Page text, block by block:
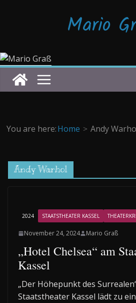
Mario
You are here:Home Andy
Andy Warhol
2024 STAATSTHEATER KASSEL
November 24, 2024 Mario Graß
„Hotel Chelsea“ am
Kassel
„Der Höhepunkt des
Staatstheater Kassel lädt zu